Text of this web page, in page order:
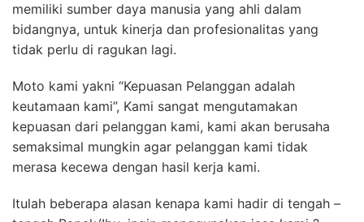
memiliki sumber daya manusia yang ahli dalam
bidangnya, untuk kinerja dan profesionalitas yang
tidak perlu di ragukan lagi.
Moto kami yakni “Kepuasan Pelanggan adalah
keutamaan kami”, Kami sangat mengutamakan
kepuasan dari pelanggan kami, kami akan berusaha
semaksimal mungkin agar pelanggan kami tidak
merasa kecewa dengan hasil kerja kami.
Itulah beberapa alasan kenapa kami hadir di tengah –